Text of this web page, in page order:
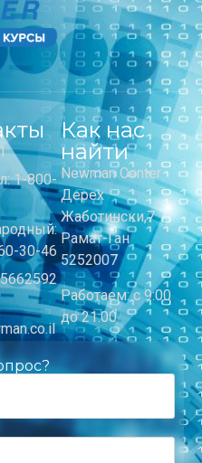
1-800-
30-46
Как нас
найти
Newman Center
Дерех
Жаботински,7
Рамат-Ган
5252007
Работаем: с 9:00
до 21:00